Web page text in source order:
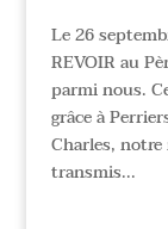
Le 26
REVOIR au
parmi nous.
grâce à
Charles, notre
transmis...